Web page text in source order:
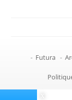
- Futura -